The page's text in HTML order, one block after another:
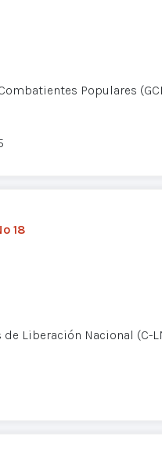
Populares
18
de Liberación Nacional (C-